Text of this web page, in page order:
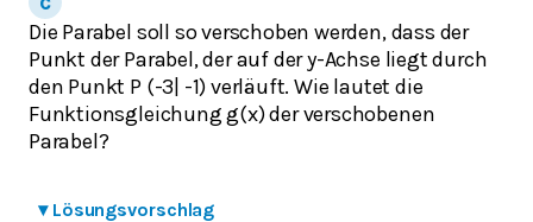
Die Parabel soll so verschoben werden, dass der
Punkt der Parabel, der auf der y-Achse liegt durch
den Punkt P (-3| -1) verläuft. Wie lautet die
Funktionsgleichung g(x) der verschobenen
Parabel?
▾ Lösungsvorschlag